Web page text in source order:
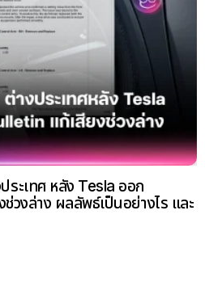
ระเทศ หลัง Tesla ออก
วงล่าง ผลลัพธ์เป็นอย่างไร และ